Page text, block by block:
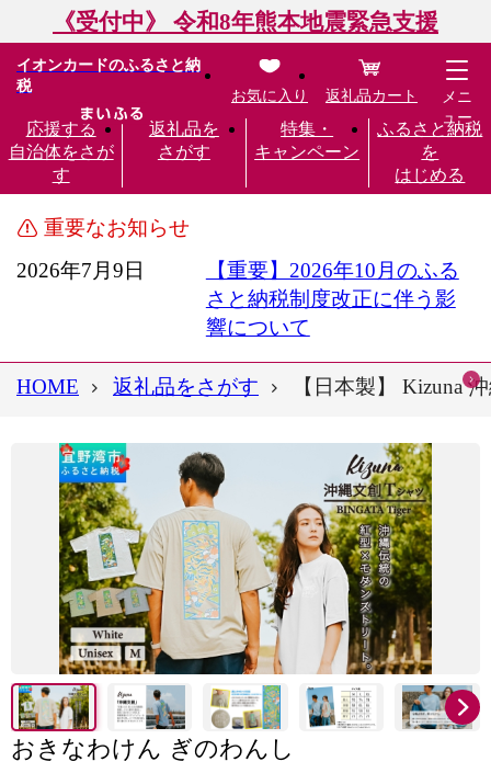
《受付中》 令和8年熊本地震緊急支援
イオンカードのふるさと納
税
応援する
自治体をさが
す
返礼品を
さがす
特集・
キャンペーン
ふるさと納税
を
はじめる
お気に入り 返礼品カート
メニ
ュー
重要なお知らせ
2026年7月9日
【重要】2026年10月のふる
さと納税制度改正に伴う影
響について
HOME 返礼品をさがす 【日本製】 Kizuna
おきなわけん ぎのわんし